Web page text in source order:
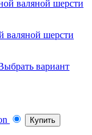
валяной шерсти
вариант
Купить